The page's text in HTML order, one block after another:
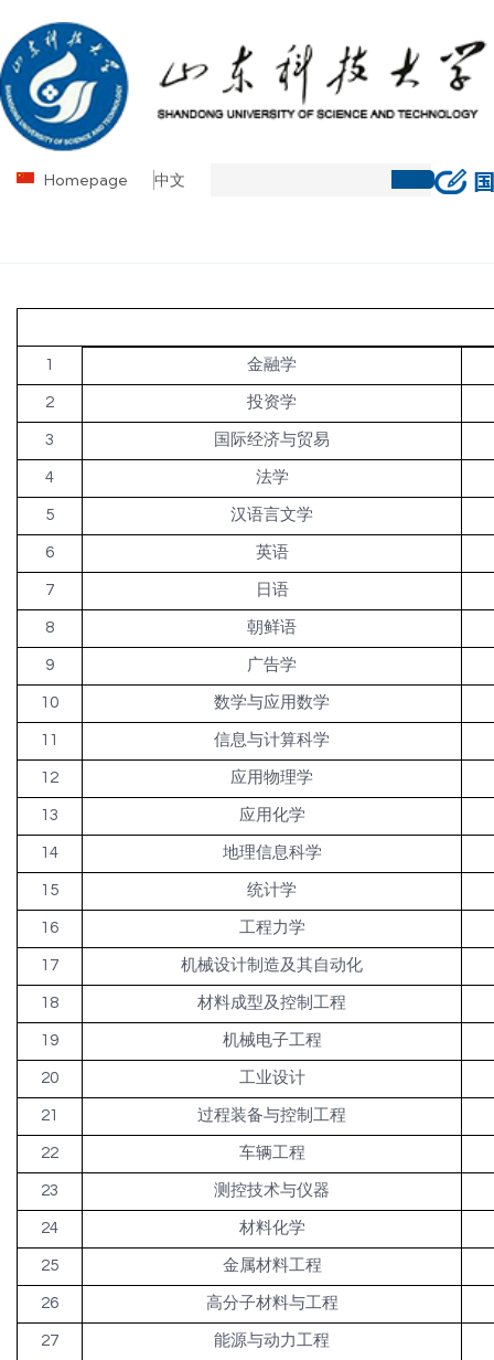
Homepage 中文
1 金融学
2 投资学
3 国际经济与贸易
4 法学
5 汉语言文学
6 英语
7 日语
8 朝鲜语
9 广告学
10 数学与应用数学
11 信息与计算科学
12 应用物理学
13 应用化学
14 地理信息科学
15 统计学
16 工程力学
17 机械设计制造及其自动化
18 材料成型及控制工程
19 机械电子工程
20 工业设计
21 过程装备与控制工程
22 车辆工程
23 测控技术与仪器
24 材料化学
25 金属材料工程
26 高分子材料与工程
27 能源与动力工程